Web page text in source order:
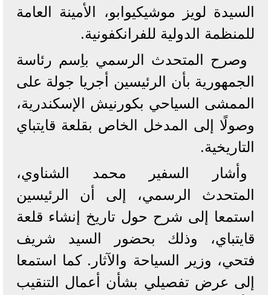
السيدة لويز موشيكيوابو، الأمينة العامة
للمنظمة الدولية للفرانكفونية.
وصرح المتحدث الرسمي باِسم رئاسة
الجمهورية بأن الرئيسين أجريا جولة على
الممشى السياحي بكورنيش الإسكندرية،
وصولًا إلى المدخل الخاص بقلعة قايتباي
التاريخية.
وأشار السفير محمد الشناوي،
المتحدث الرسمي، إلى أن الرئيسين
استمعا إلى شرح حول تاريخ إنشاء قلعة
قايتباي، وذلك بحضور السيد شريف
فتحي، وزير السياحة والآثار. كما استمعا
إلى عرض تفصيلي بشأن أعمال التنقيب